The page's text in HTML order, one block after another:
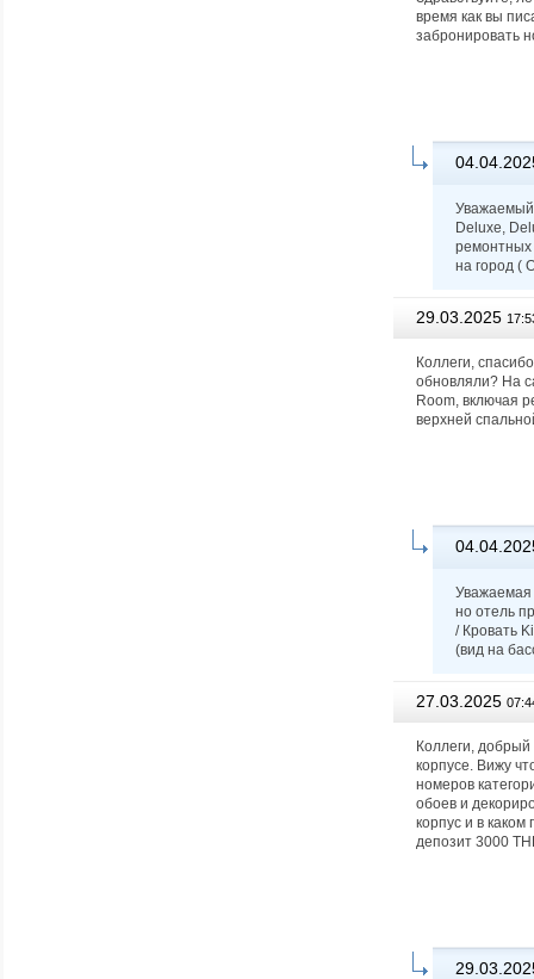
время как вы
забронировать
Уважаемый
Deluxe,
ремонтных
на город (
29.03.2025
Коллеги,
обновляли? На
Room, включая
верхней
Уважаемая
но отель
/ Кровать
(вид на
27.03.2025
Коллеги,
корпусе. Вижу
номеров
обоев и
корпус и в
депозит 3000